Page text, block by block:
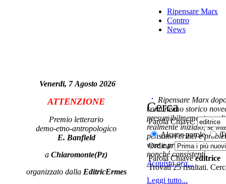
Venerdi, 7 Agosto 2026
ATTENZIONE
Premio letterario
demo-etno-antropologico
E. Banfield
a Chiaromonte(Pz)
organizzato dalla EditricErmes
Ripensare Marx
Contro
News
Ripensare Marx
comunismo storico
presumibilmemente
realmente iniziato, se
pensatori critici e
vere e proprie correnti
nonché consistenti.
Acquista ora...
Leggi tutto...
Cerca
Parola Chiave:
Alcune parole
Ordina:
Parola Chiaveeditrice
Trovati 25 risultati.